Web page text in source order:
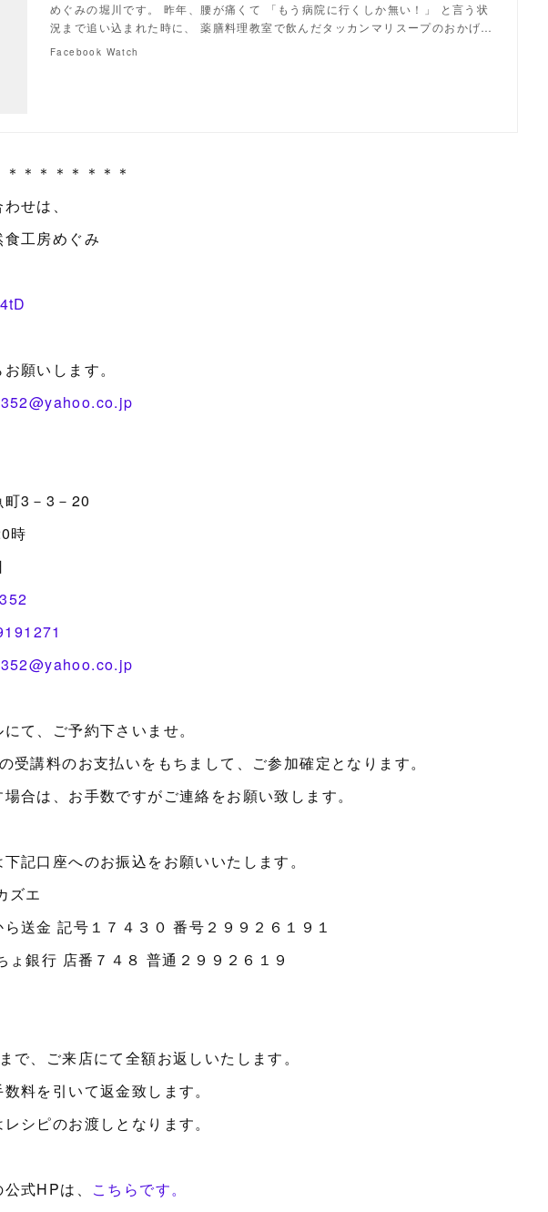
めぐみの堀川です。 昨年、腰が痛くて 「もう病院に行くしか無い！」 と言う状
況まで追い込まれた時に、 薬膳料理教室で飲んだタッカンマリスープのおかげ…
Facebook Watch
＊＊＊＊＊＊＊
せは、
食工房めぐみ
願いします。
町3－3－20
時
て、ご予約下さいませ。
受講料のお支払いをもちまして、ご参加確定となります。
合は、お手数ですがご連絡をお願い致します。
記口座へのお振込をお願いいたします。
ズエ
送金 記号１７４３０ 番号２９９２６１９１
ょ銀行 店番７４８ 普通２９９２６１９
で、ご来店にて全額お返しいたします。
料を引いて返金致します。
シピのお渡しとなります。
式HPは、 こちらです。